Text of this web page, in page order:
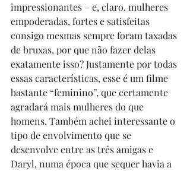
impressionantes – e, claro, mulheres
empoderadas, fortes e satisfeitas
consigo mesmas sempre foram taxadas
de bruxas, por que não fazer delas
exatamente isso? Justamente por todas
essas características, esse é um filme
bastante “feminino”, que certamente
agradará mais mulheres do que
homens. Também achei interessante o
tipo de envolvimento que se
desenvolve entre as três amigas e
Daryl, numa época que sequer havia a